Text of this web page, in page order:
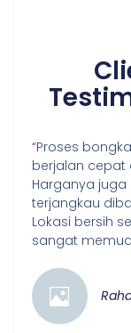
“Proses
berjalan cepat
Harganya
terjangkau
Lokasi bersih
sangat